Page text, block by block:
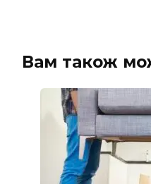
Вам також